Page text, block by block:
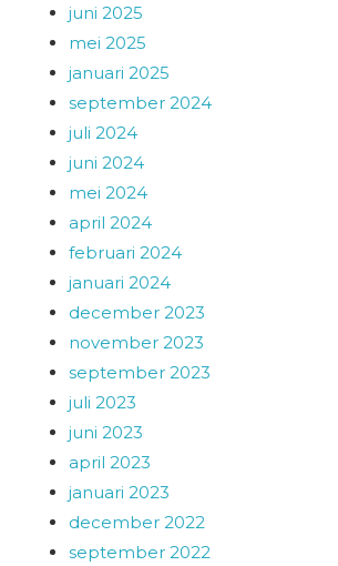
juni 2025
mei 2025
januari 2025
september 2024
juli 2024
juni 2024
mei 2024
april 2024
februari 2024
januari 2024
december 2023
november 2023
september 2023
juli 2023
juni 2023
april 2023
januari 2023
december 2022
september 2022